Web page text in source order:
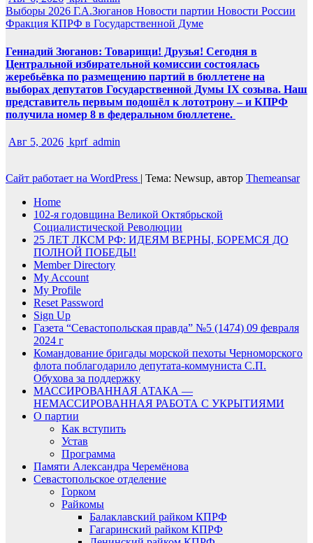
Выборы 2026 Г.А.Зюганов Новости партии Новости России
Фракция КПРФ в Государственной Думе
Геннадий Зюганов: Товарищи! Друзья! Сегодня в
Центральной избирательной комиссии состоялась
жеребьёвка по размещению партий в бюллетене на
выборах депутатов Государственной Думы IX созыва. Наш
представитель первым подошёл к лототрону – и КПРФ
получила номер 8 в федеральном бюллетене.
Авг 5, 2026 kprf_admin
Сайт работает на WordPress | Тема: Newsup, автор Themeansar
Home
102-я годовщина Великой Октябрьской
Социалистической Революции
25 ЛЕТ ЛКСМ РФ: ИДЕЯМ ВЕРНЫ, БОРЕМСЯ ДО
ПОЛНОЙ ПОБЕДЫ!
Member Directory
My Account
My Profile
Reset Password
Sign Up
Газета “Севастопольская правда” №5 (1474) 09 февраля
2024 г
Командование бригады морской пехоты Черноморского
флота поблагодарило депутата-коммуниста С.П.
Обухова за поддержку
МАССИРОВАННАЯ АТАКА —
НЕМАССИРОВАННАЯ РАБОТА С УКРЫТИЯМИ
О партии
Как вступить
Устав
Программа
Памяти Александра Черемёнова
Севастопольское отделение
Горком
Райкомы
Балаклавский райком КПРФ
Гагаринский райком КПРФ